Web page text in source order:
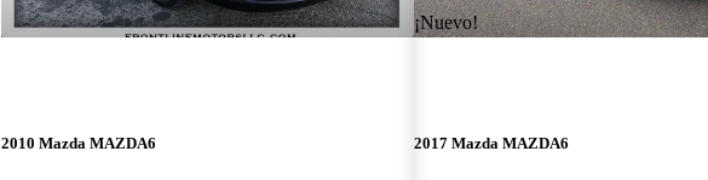
2010 Mazda MAZDA6
¡Nuevo!
2017 Mazda MAZDA6